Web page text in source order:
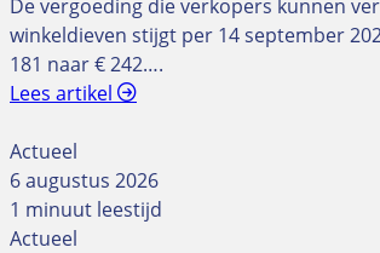
De vergoeding die verkopers kunnen
winkeldieven stijgt per 14 september
181 naar € 242….
Lees artikel
Actueel
6 augustus 2026
1 minuut leestijd
Actueel